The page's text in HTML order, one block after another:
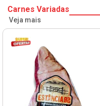
Carnes Variadas
Veja mais